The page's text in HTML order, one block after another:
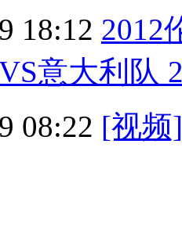
18:12 2012
意大利队
08:22 [视频